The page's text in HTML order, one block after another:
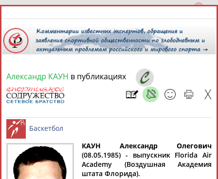
9 августа 2026 года,
СПОРТСМЕНЫ, ТРЕНЕРЫ И СПЕЦИАЛИСТЫ
Найдено: 13181персон Расширенный поиск
Александр КАУН в публикациях
Баскетбол
КАУН Александр Олегович
(08.05.1985) - выпускник Florida Air
Academy (Воздушная Академия
штата Флорида).